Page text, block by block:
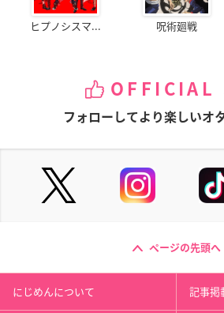
ヒプノシスマ... 呪術廻戦
OFFICIAL
フォローしてより楽しいオ
ページの先頭へ
にじめんについて 記事掲